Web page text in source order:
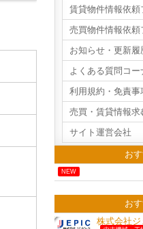
賃貸物件情報依頼
売買物件情報依頼
お知らせ・更新履
よくある質問コー
利用規約・免責事
売買・賃貸情報求
サイト運営会社
お
NEW
お
株式会社ジ